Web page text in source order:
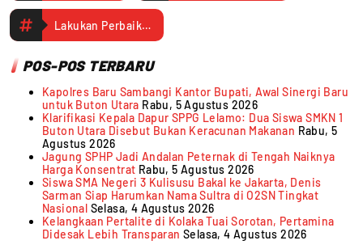
Lakukan Perbaikan Jalan
POS-POS TERBARU
Kapolres Baru Sambangi Kantor Bupati, Awal Sinergi Baru
untuk Buton Utara Rabu, 5 Agustus 2026
Klarifikasi Kepala Dapur SPPG Lelamo: Dua Siswa SMKN 1
Buton Utara Disebut Bukan Keracunan Makanan Rabu, 5
Agustus 2026
Jagung SPHP Jadi Andalan Peternak di Tengah Naiknya
Harga Konsentrat Rabu, 5 Agustus 2026
Siswa SMA Negeri 3 Kulisusu Bakal ke Jakarta, Denis
Sarman Siap Harumkan Nama Sultra di O2SN Tingkat
Nasional Selasa, 4 Agustus 2026
Kelangkaan Pertalite di Kolaka Tuai Sorotan, Pertamina
Didesak Lebih Transparan Selasa, 4 Agustus 2026